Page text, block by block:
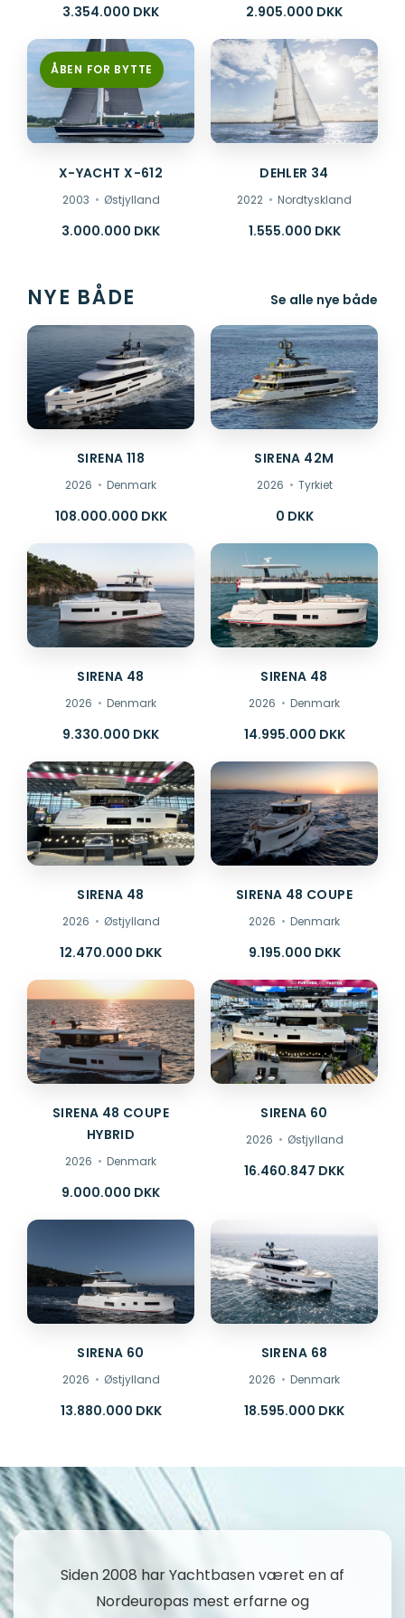
3.354.000 DKK 2.905.000 DKK
ÅBEN FOR BYTTE
X-YACHT X-612
2003 Østjylland
3.000.000 DKK
DEHLER 34
2022 Nordtyskland
1.555.000 DKK
NYE BÅDE Se alle nye både
SIRENA 118
2026 Denmark
108.000.000 DKK
SIRENA 42M
2026 Tyrkiet
0 DKK
SIRENA 48
2026 Denmark
9.330.000 DKK
SIRENA 48
2026 Denmark
14.995.000 DKK
SIRENA 48
2026 Østjylland
12.470.000 DKK
SIRENA 48 COUPE
2026 Denmark
9.195.000 DKK
SIRENA 48 COUPE
HYBRID
2026 Denmark
9.000.000 DKK
SIRENA 60
2026 Østjylland
16.460.847 DKK
SIRENA 60
2026 Østjylland
13.880.000 DKK
SIRENA 68
2026 Denmark
18.595.000 DKK
Siden 2008 har Yachtbasen været en af
Nordeuropas mest erfarne og